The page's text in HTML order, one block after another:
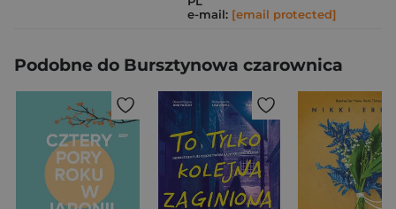
e-mail: [email protected]
Podobne do Bursztynowa czarownica